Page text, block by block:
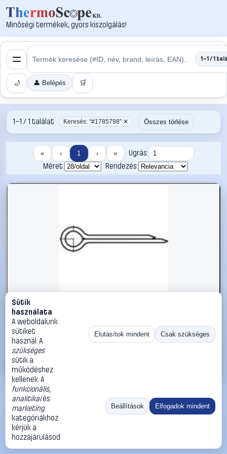
Minőségi termékek, gyors kiszolgálás!
1–1 / 1
🌙 👤 Belépés 🛒
1–1 / 1 találat Keresés: “#1785798” ✕ Összes törlése
« ‹ 1 › »
Ugrás:
Méret:
Rendezés:
#1785798
Sasszeg TOOLCRAFT DIN 94 A 4, méret: 1,6 x 16 mm 100 db
TOOLCRAFT
1 790 Ft
Kosárba
«
Méret:
Rendezés:
©2026
ThermoScope
Cégbemutató
Sütik
használata
A weboldalunk
sütiket
használ. A
szükséges
sütik a
működéshez
kellenek. A
funkcionális,
analitikaiés
marketing
kategóriákhoz
kérjük a
hozzájárulásod.
Elutasítok mindent Csak szükséges
Beállítások Elfogadok mindent